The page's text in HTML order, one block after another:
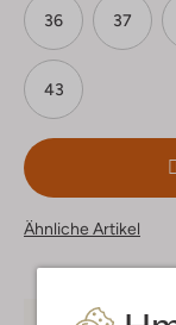
36 37
43
Ähnliche Artikel